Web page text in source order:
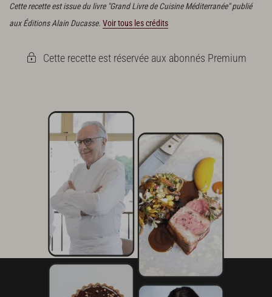
Cette recette est issue du livre "Grand Livre de Cuisine Méditerranée" publié
aux Éditions Alain Ducasse. Voir tous les crédits
Cette recette est réservée aux abonnés Premium